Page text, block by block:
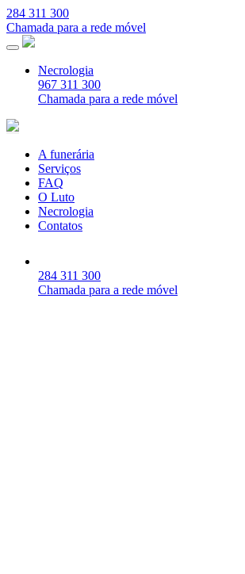
284 311 300
Chamada para a rede móvel
Necrologia
967 311 300
Chamada para a rede móvel
A funerária
Serviços
FAQ
O Luto
Necrologia
Contatos
284 311 300
Chamada para a rede móvel